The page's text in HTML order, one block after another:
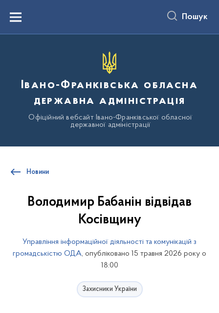
вмістуMenu Пошук
Івано-Франківська обласна
державна адміністрація
Офіційний вебсайт Івано-Франківської обласної
державної адміністрації
Новини
Володимир Бабанін відвідав
Косівщину
Управління інформаційної діяльності та комунікацій з
громадськістю ОДА, опубліковано 15 травня 2026 року о
18:00
Захисники України